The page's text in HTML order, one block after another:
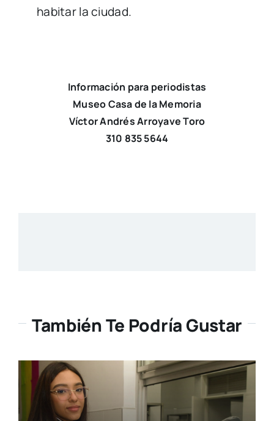
habitar la ciudad.
Información para periodistas
Museo Casa de la Memoria
Víctor Andrés Arroyave Toro
310 835 5644
También Te Podría Gustar